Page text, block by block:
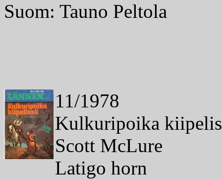
Suom: Tauno Peltola
11/1978
Kulkuripoika
Scott McLure
Latigo horn